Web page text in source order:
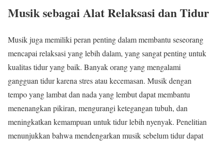
Musik sebagai Alat Relaksasi dan Tidur
Musik juga memiliki peran penting dalam membantu seseorang
mencapai relaksasi yang lebih dalam, yang sangat penting untuk
kualitas tidur yang baik. Banyak orang yang mengalami
gangguan tidur karena stres atau kecemasan. Musik dengan
tempo yang lambat dan nada yang lembut dapat membantu
menenangkan pikiran, mengurangi ketegangan tubuh, dan
meningkatkan kemampuan untuk tidur lebih nyenyak. Penelitian
menunjukkan bahwa mendengarkan musik sebelum tidur dapat